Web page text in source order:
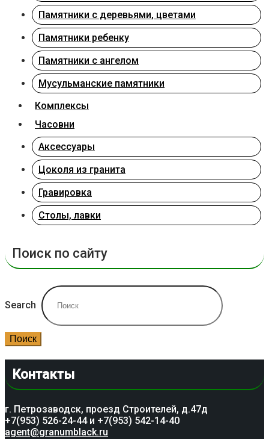
Памятники с деревьями, цветами
Памятники ребенку
Памятники с ангелом
Мусульманские памятники
Комплексы
Часовни
Аксессуары
Цоколя из гранита
Гравировка
Столы, лавки
Поиск по сайту
Search
Поиск
Контакты
г. Петрозаводск, проезд Строителей, д.47д
+7(953) 526-24-44 и +7(953) 542-14-40
agent@granumblack.ru